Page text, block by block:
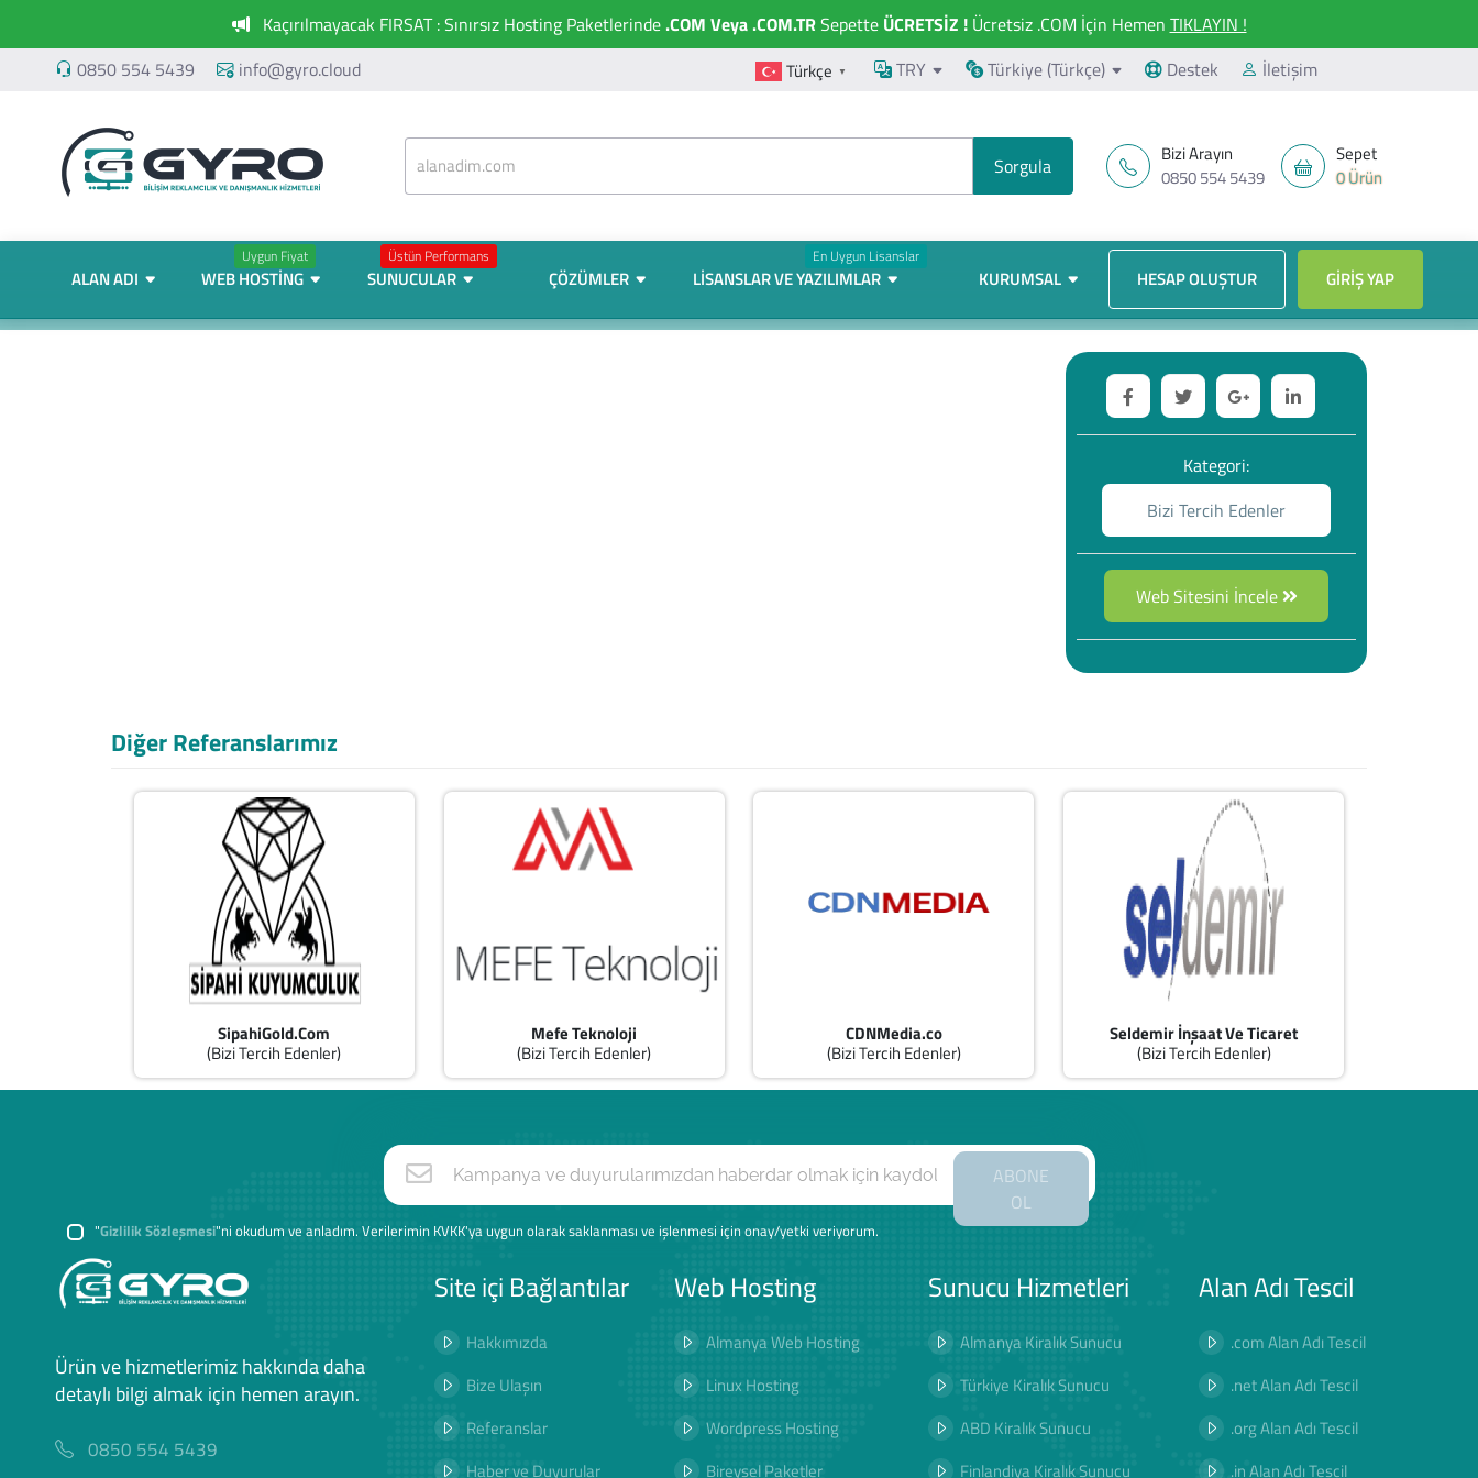
Kaçırılmayacak FIRSAT : Sınırsız Hosting Paketlerinde .COM Veya .COM.TRSepette ÜCRETSİZ !Ücretsiz .COM İçin Hemen TIKLAYIN !
0850 554 5439
info@gyro.cloud Türkçe ▼ TRY Türkiye (Türkçe) Destek İletişim
Bizi Arayın
0850 554 5439
Sepet
0 Ürün
ALAN ADI
Uygun Fiyat
WEB HOSTING
Üstün Performans
SUNUCULAR ÇÖZÜMLER
En Uygun Lisanslar
LISANSLAR VE YAZILIMLAR KURUMSAL HESAP OLUŞTUR GIRIŞ YAP
Kategori:
Bizi Tercih Edenler
Web Sitesini İncele
Diğer Referanslarımız
SipahiGold.Com
(Bizi Tercih Edenler)
Mefe Teknoloji
(Bizi Tercih Edenler)
CDNMedia.co
(Bizi Tercih Edenler)
Seldemir İnşaat Ve Ticaret
(Bizi Tercih Edenler)
ABONE
OL
"Gizlilik Sözleşmesi"ni okudum ve anladım. Verilerimin KVKK'ya uygun olarak saklanması ve işlenmesi için onay/yetki veriyorum.
Ürün ve hizmetlerimiz hakkında daha
detaylı bilgi almak için hemen arayın.
0850 554 5439
Site içi Bağlantılar
Hakkımızda
Bize Ulaşın
Referanslar
Haber ve Duyurular
Web Hosting
Almanya Web Hosting
Linux Hosting
Wordpress Hosting
Bireysel Paketler
Sunucu Hizmetleri
Almanya Kiralık Sunucu
Türkiye Kiralık Sunucu
ABD Kiralık Sunucu
Finlandiya Kiralık Sunucu
Alan Adı Tescil
.com Alan Adı Tescil
.net Alan Adı Tescil
.org Alan Adı Tescil
.in Alan Adı Tescil